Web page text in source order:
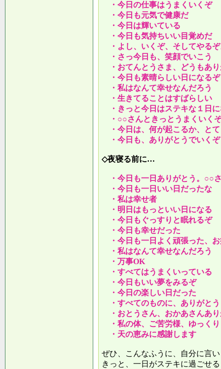
・今日の仕事はうまくいくぞ
・今日も元気で健康だ
・今日は輝いている
・今日も気持ちいい目覚めだ
・よし、いくぞ、そしてやる
・さっ今日も、笑顔でいこう
・おてんとうさま、どうもあ
・今日も素晴らしい日になるぞ
・私はなんて幸せなんだろう
・生きてることはすばらしい
・きっと今日はステキな１日
・○○さんときっとうまくいく
・今日は、何が起こるか、と
・今日も、ありがとうでいくぞ
◇夜寝る前に…
・今日も一日ありがとう。○○
・今日も一日いい日だったな
・私は幸せ者
・明日はもっといい日になる
・今日もぐっすりと眠れるぞ
・今日も幸せだった
・今日も一日よく頑張った、
・私はなんて幸せなんだろう
・万事OK
・すべてはうまくいっている
・今日もいい夢をみるぞ
・今日の楽しい日だった
・すべてのものに、ありがとう
・おとうさん、おかあさんあ
・私の体、ご苦労様、ゆっく
・天の恵みに感謝します
ぜひ、こんなふうに、自分に言
きっと、一日がステキに過ごせ